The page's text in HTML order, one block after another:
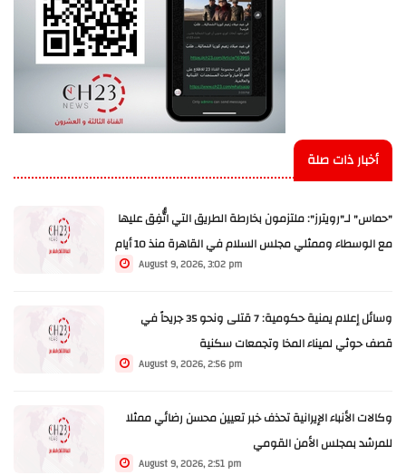
أخبار ذات صلة
"حماس" لـ"رويترز": ملتزمون بخارطة الطريق التي اتُّفِق عليها
مع الوسطاء وممثلي مجلس السلام في القاهرة منذ 10 أيام
August 9, 2026, 3:02 pm
وسائل إعلام يمنية حكومية: 7 قتلى ونحو 35 جريحاً في
قصف حوثي لميناء المخا وتجمعات سكنية
August 9, 2026, 2:56 pm
وكالات الأنباء الإيرانية تحذف خبر تعيين محسن رضائي ممثلا
للمرشد بمجلس الأمن القومي
August 9, 2026, 2:51 pm